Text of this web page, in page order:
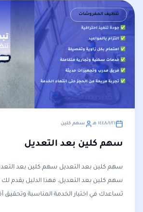
تنظيف المفروشات
٢١‏/١‏/١٤٤٨ هـ سهم كلين
سهم كلين بعد التعديل
سهم كلين بعد التعديل سهم كلين بعد
سهم كلين بعد التعديل، فهذا الدليل يقدم
تساعدك في اختيار الخدمة المناسبة وتحقيق